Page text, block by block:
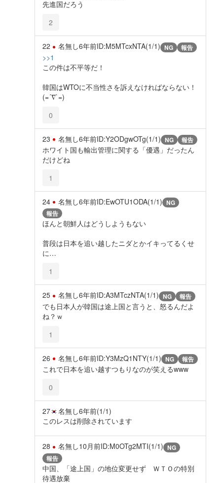
先進国だろう
2
22 名無し6年前ID:M5MTcxNTA(1/1) NG 報告
>>1
この件は不平等だ！
韓国はWTOに不当性さを訴えなければならない！
(=´∇`=)
0
23 名無し6年前ID:Y2ODgwOTg(1/1) NG 報告
ホワイト国も輸出管理に関する「優遇」だったん
だけどね
1
24 名無し6年前ID:EwOTU1ODA(1/1) NG
報告
ほんと朝鮮人はどうしようもない
普段は日本を追い越したニダとかイキってるくせ
に…
1
25 名無し6年前ID:A3MTczNTA(1/1) NG 報告
でも日本人が韓国は途上国と言うと、怒るんだよ
ね？ｗ
1
26 名無し6年前ID:Y3MzQ1NTY(1/1) NG 報告
これで日本を追い越すつもりなのが笑えるwww
0
27 名無し6年前(1/1)
このレスは削除されています
28 名無し10月前ID:M0OTg2MTI(1/1) NG
報告
中国、「途上国」の地位変更せず ＷＴＯの特別
待遇放棄